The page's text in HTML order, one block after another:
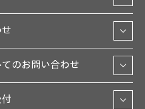
のお問い合わせ